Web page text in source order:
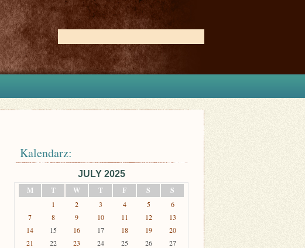
Kalendarz:
JULY 2025
M
T W T F S S
1 2 3 4 5
6
7
8 9 10 11 12
13
14
15 16 17 18 19
20
21
22 23 24 25 26
27